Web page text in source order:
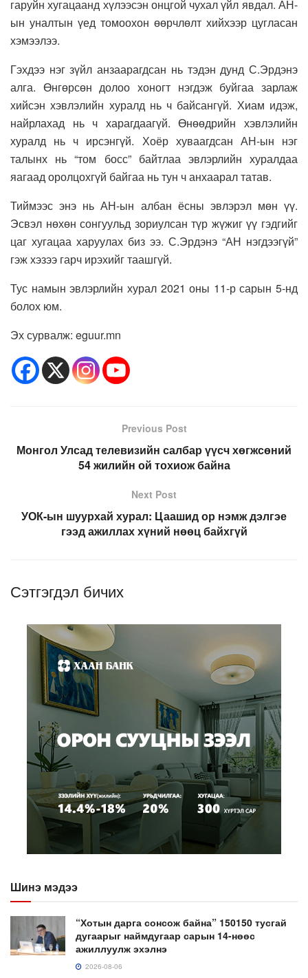
гаруйн хугацаанд хүлээсэн онцгой чухал үйл явдал. АН-
ын уналтын үед томоохон өөрчлөлт хийхээр цугласан
хэмээлээ.
Гэхдээ нэг зүйл анзаарагдсан нь тэдэн дунд С.Эрдэнэ
алга. Өнгөрсөн долоо хоногт нэгдэж буйгаа зарлаж
хийсэн хэвлэлийн хуралд нь ч байсангүй. Хиам идэж,
найрлахад нь ч харагдаагүй. Өнөөдрийн хэвлэлийн
хуралд нь ч ирсэнгүй. Хоёр хуваагдсан АН-ын нэг
талынх нь “том босс” байтлаа эвлэрлийн хуралдаа
яагаад оролцохгүй байгаа нь тун ч анхаарал татав.
Тиймээс энэ нь АН-ын албан ёсны эвлэрэл мөн үү.
Эсвэл нөхөн сонгуульд зориулсан түр жүжиг үү гэдгийг
цаг хугацаа харуулах биз ээ. С.Эрдэнэ “АН нэгдээгүй”
гэж хэзээ гарч ирэхийг таашгүй.
Тус намын эвлэрлийн хурал 2021 оны 11-р сарын 5-нд
болох юм.
Эх сурвалж: eguur.mn
Previous Post
Монгол Улсад телевизийн салбар үүсч хөгжсөний
54 жилийн ой тохиож байна
Next Post
УОК-ын шуурхай хурал: Цаашид ор нэмж дэлгэе
гээд ажиллах хүний нөөц байхгүй
Сэтгэгдэл бичих
Шинэ мэдээ
“Хотын дарга сонсож байна” 150150 тусгай
дугаарыг наймдугаар сарын 14-нөөс
ажиллуулж эхэлнэ
2026-08-06